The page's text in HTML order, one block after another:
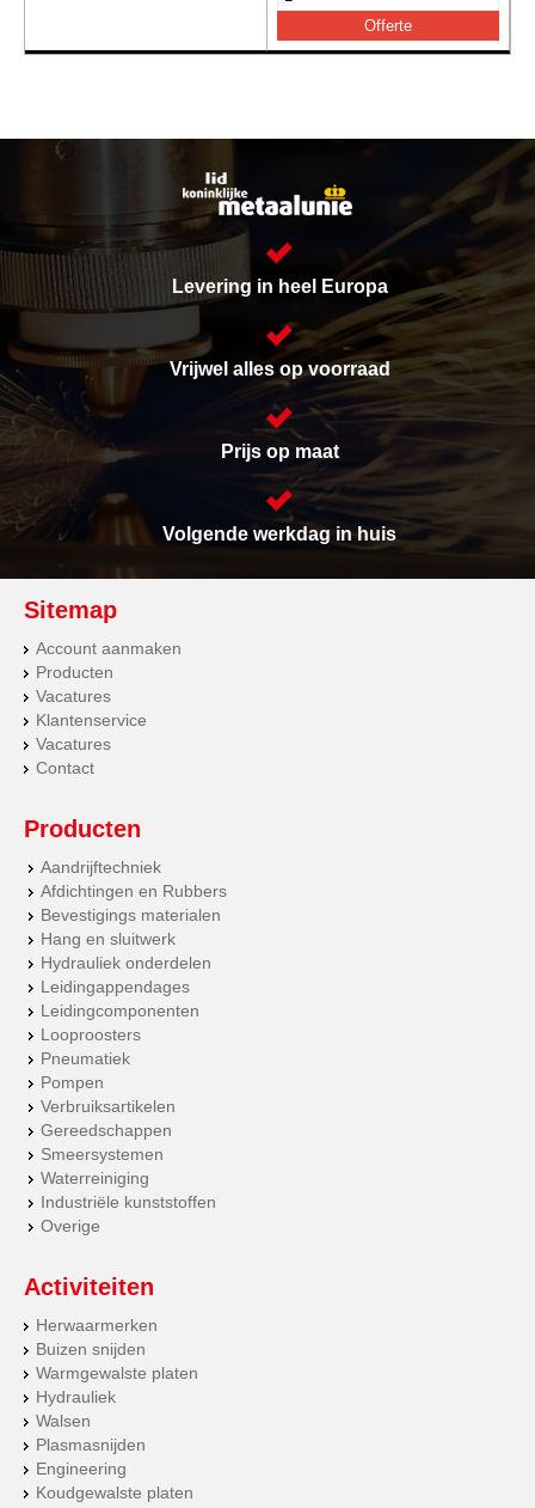
Levering in heel Europa
Vrijwel alles op voorraad
Prijs op maat
Volgende werkdag in huis
Sitemap
Account aanmaken
Producten
Vacatures
Klantenservice
Vacatures
Contact
Producten
Aandrijftechniek
Afdichtingen en Rubbers
Bevestigings materialen
Hang en sluitwerk
Hydrauliek onderdelen
Leidingappendages
Leidingcomponenten
Looproosters
Pneumatiek
Pompen
Verbruiksartikelen
Gereedschappen
Smeersystemen
Waterreiniging
Industriële kunststoffen
Overige
Activiteiten
Herwaarmerken
Buizen snijden
Warmgewalste platen
Hydrauliek
Walsen
Plasmasnijden
Engineering
Koudgewalste platen